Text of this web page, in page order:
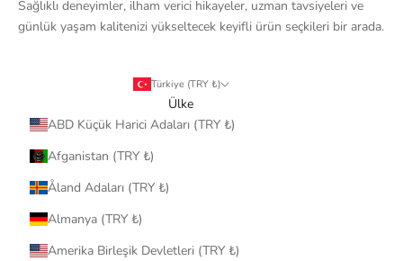
Sağlıklı deneyimler, ilham verici hikayeler, uzman tavsiyeleri ve
günlük yaşam kalitenizi yükseltecek keyifli ürün seçkileri bir arada.
Türkiye (TRY ₺)
Ülke
ABD Küçük Harici Adaları (TRY ₺)
Afganistan (TRY ₺)
Åland Adaları (TRY ₺)
Almanya (TRY ₺)
Amerika Birleşik Devletleri (TRY ₺)